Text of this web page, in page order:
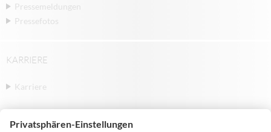
Pressemeldungen
Pressefotos
KARRIERE
Karriere